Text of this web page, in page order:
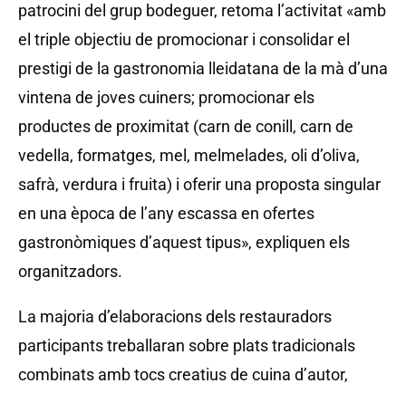
patrocini del grup bodeguer, retoma l’activitat «amb
el triple objectiu de promocionar i consolidar el
prestigi de la gastronomia lleidatana de la mà d’una
vintena de joves cuiners; promocionar els
productes de proximitat (carn de conill, carn de
vedella, formatges, mel, melmelades, oli d’oliva,
safrà, verdura i fruita) i oferir una proposta singular
en una època de l’any escassa en ofertes
gastronòmiques d’aquest tipus», expliquen els
organitzadors.
La majoria d’elaboracions dels restauradors
participants treballaran sobre plats tradicionals
combinats amb tocs creatius de cuina d’autor,